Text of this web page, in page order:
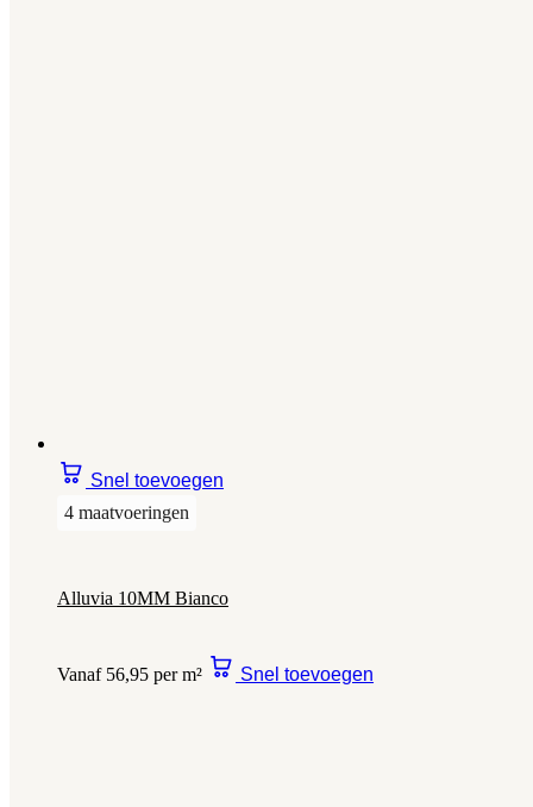
Snel toevoegen
4 maatvoeringen
Alluvia 10MM Bianco
Vanaf 56,95 per m² Snel toevoegen